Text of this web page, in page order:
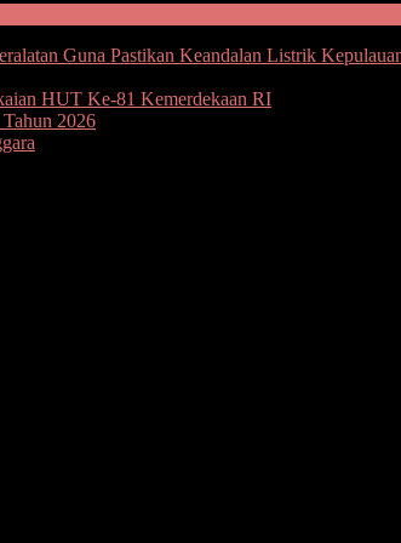
Guna Pastikan Keandalan Listrik
HUT Ke-81 Kemerdekaan RI
2026